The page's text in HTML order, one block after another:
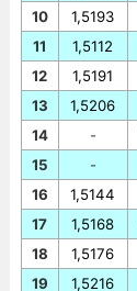
10
11
12
13
14
15
16
17
18
19
1,5193
1,5112
1,5191
1,5206
-
-
1,5144
1,5168
1,5176
1,5216